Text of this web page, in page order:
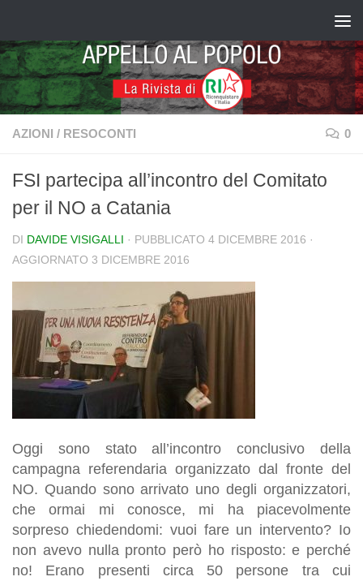
AZIONI / RESOCONTI 0
FSI partecipa all’incontro del Comitato
per il NO a Catania
DI DAVIDE VISIGALLI · PUBBLICATO 4 DICEMBRE 2016 ·
AGGIORNATO 3 DICEMBRE 2016
Oggi sono stato all’incontro conclusivo della
campagna referendaria organizzato dal fronte del
NO. Quando sono arrivato uno degli organizzatori,
che ormai mi conosce, mi ha piacevolmente
sorpreso chiedendomi: vuoi fare un intervento? Io
non avevo nulla pronto però ho risposto: e perché
no! Erano presenti circa 50 persone tra cui